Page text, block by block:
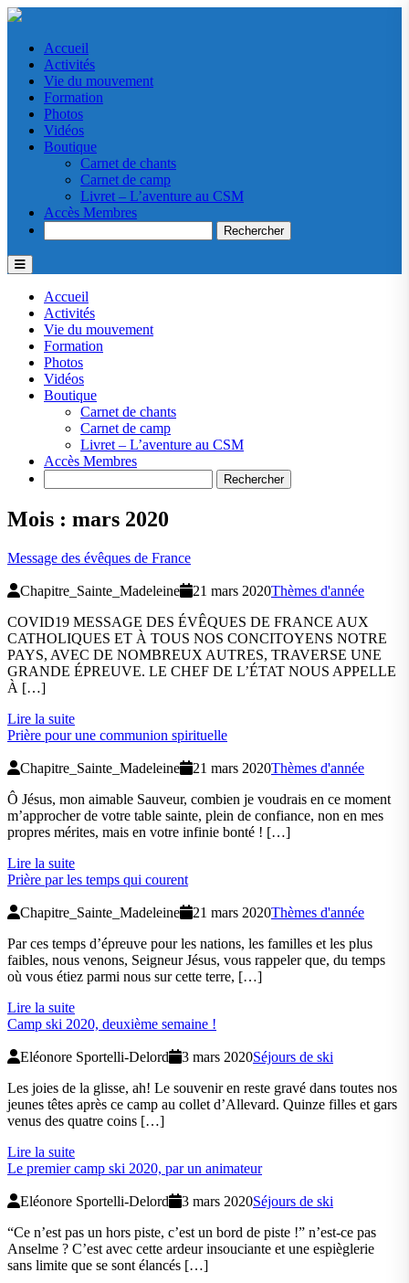
Accueil
Activités
Vie du mouvement
Formation
Photos
Vidéos
Boutique
Carnet de chants
Carnet de camp
Livret – L’aventure au CSM
Accès Membres
Accueil
Activités
Vie du mouvement
Formation
Photos
Vidéos
Boutique
Carnet de chants
Carnet de camp
Livret – L’aventure au CSM
Accès Membres
Mois : mars 2020
Message des évêques de France
Chapitre_Sainte_Madeleine 21 mars 2020Thèmes d'année
COVID19 MESSAGE DES ÉVÊQUES DE FRANCE AUX
CATHOLIQUES ET À TOUS NOS CONCITOYENS NOTRE
PAYS, AVEC DE NOMBREUX AUTRES, TRAVERSE UNE
GRANDE ÉPREUVE. LE CHEF DE L’ÉTAT NOUS APPELLE
À […]
Lire la suite
Prière pour une communion spirituelle
Chapitre_Sainte_Madeleine 21 mars 2020Thèmes d'année
Ô Jésus, mon aimable Sauveur, combien je voudrais en ce moment
m’approcher de votre table sainte, plein de confiance, non en mes
propres mérites, mais en votre infinie bonté ! […]
Lire la suite
Prière par les temps qui courent
Chapitre_Sainte_Madeleine 21 mars 2020Thèmes d'année
Par ces temps d’épreuve pour les nations, les familles et les plus
faibles, nous venons, Seigneur Jésus, vous rappeler que, du temps
où vous étiez parmi nous sur cette terre, […]
Lire la suite
Camp ski 2020, deuxième semaine !
Eléonore Sportelli-Delord 3 mars 2020Séjours de ski
Les joies de la glisse, ah! Le souvenir en reste gravé dans toutes nos
jeunes têtes après ce camp au collet d’Allevard. Quinze filles et gars
venus des quatre coins […]
Lire la suite
Le premier camp ski 2020, par un animateur
Eléonore Sportelli-Delord 3 mars 2020Séjours de ski
“Ce n’est pas un hors piste, c’est un bord de piste !” n’est-ce pas
Anselme ? C’est avec cette ardeur insouciante et une espièglerie
sans limite que se sont élancés […]